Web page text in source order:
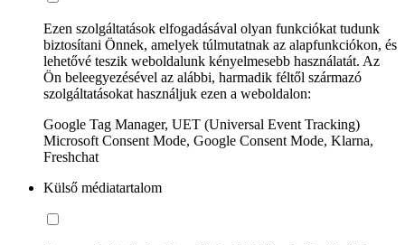
Ezen szolgáltatások elfogadásával olyan funkciókat tudunk
biztosítani Önnek, amelyek túlmutatnak az alapfunkciókon, és
lehetővé teszik weboldalunk kényelmesebb használatát. Az
Ön beleegyezésével az alábbi, harmadik féltől származó
szolgáltatásokat használjuk ezen a weboldalon:
Google Tag Manager, UET (Universal Event Tracking)
Microsoft Consent Mode, Google Consent Mode, Klarna,
Freshchat
Külső médiatartalom